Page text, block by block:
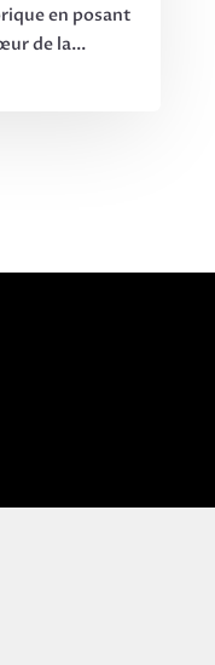
en posant
de la...